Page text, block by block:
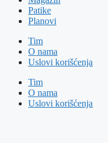
Patike
Planovi
Tim
O nama
Uslovi korišćenja
Tim
O nama
Uslovi korišćenja